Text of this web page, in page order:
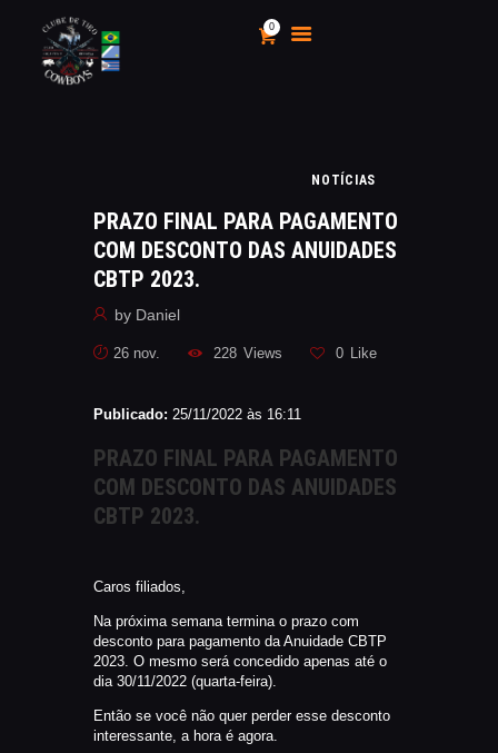
0
CLUBE DE TIRO COWBOYS
CALENDÁRIO E
CAMPEONATOS 2025
INSCRIÇÃO
MÍDIA
LOJA
SÓCIO
APOIO AOS CACS
ÁREA TÉCNICA
CATÁLAGOS
NORMAS EB
TIRE ALGUMAS DÚVIDAS
AQUI
RANKING
CERTIFICADO DE CURSOS E
PARTICIPAÇÃO
NOTÍCIAS
PRAZO FINAL PARA PAGAMENTO
COM DESCONTO DAS ANUIDADES
CBTP 2023.
by Daniel
26 nov. 228 Views 0 Like
Publicado: 25/11/2022 às 16:11
PRAZO FINAL PARA PAGAMENTO
COM DESCONTO DAS ANUIDADES
CBTP 2023.
Caros filiados,
Na próxima semana termina o prazo com
desconto para pagamento da Anuidade CBTP
2023. O mesmo será concedido apenas até o
dia 30/11/2022 (quarta-feira).
Então se você não quer perder esse desconto
interessante, a hora é agora.